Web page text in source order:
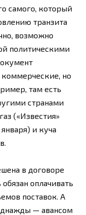
самого, который
транзита
возможно
политическими
но
там есть
странами
(«Известия»
и куча
в договоре
оплачивать
поставок. А
— авансом